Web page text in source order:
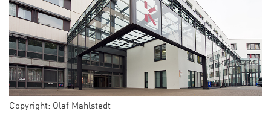
Copyright: Olaf Mahlstedt